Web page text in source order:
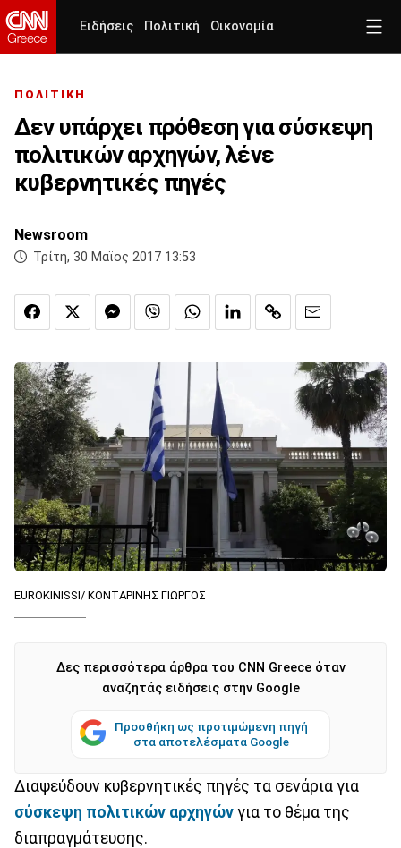
Ειδήσεις Πολιτική Οικονομία
ΠΟΛΙΤΙΚΗ
Δεν υπάρχει πρόθεση για σύσκεψη
πολιτικών αρχηγών, λένε
κυβερνητικές πηγές
Newsroom
Τρίτη, 30 Μαϊος 2017 13:53
EUROKINISSI/ ΚΟΝΤΑΡΙΝΗΣ ΓΙΩΡΓΟΣ
Δες περισσότερα άρθρα του CNN Greece όταν
αναζητάς ειδήσεις στην Google
Προσθήκη ως προτιμώμενη πηγή
στα αποτελέσματα Google
Διαψεύδουν κυβερνητικές πηγές τα σενάρια για
σύσκεψη πολιτικών αρχηγών για το θέμα της
διαπραγμάτευσης.